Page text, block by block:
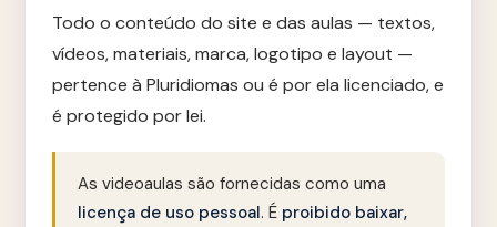
Todo o conteúdo do site e das aulas — textos,
vídeos, materiais, marca, logotipo e layout —
pertence à Pluridiomas ou é por ela licenciado, e
é protegido por lei.
As videoaulas são fornecidas como uma
licença de uso pessoal. É proibido baixar,